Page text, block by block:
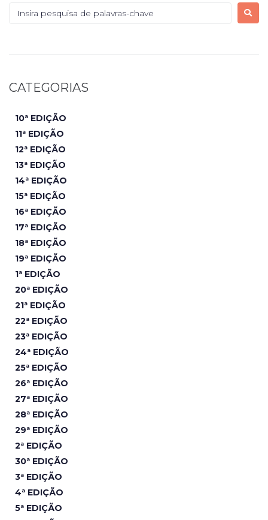
CATEGORIAS
10ª EDIÇÃO
11ª EDIÇÃO
12ª EDIÇÃO
13ª EDIÇÃO
14ª EDIÇÃO
15ª EDIÇÃO
16ª EDIÇÃO
17ª EDIÇÃO
18ª EDIÇÃO
19ª EDIÇÃO
1ª EDIÇÃO
20ª EDIÇÃO
21ª EDIÇÃO
22ª EDIÇÃO
23ª EDIÇÃO
24ª EDIÇÃO
25ª EDIÇÃO
26ª EDIÇÃO
27ª EDIÇÃO
28ª EDIÇÃO
29ª EDIÇÃO
2ª EDIÇÃO
30ª EDIÇÃO
3ª EDIÇÃO
4ª EDIÇÃO
5ª EDIÇÃO